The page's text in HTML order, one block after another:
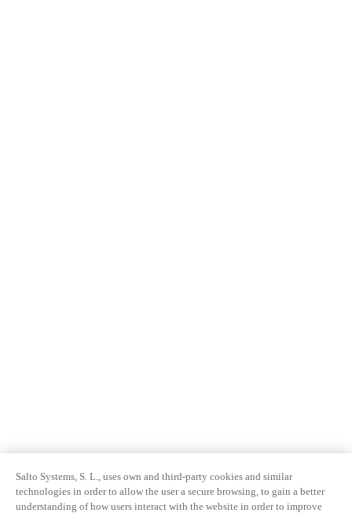
Salto Systems, S. L., uses own and third-party cookies and similar
technologies in order to allow the user a secure browsing, to gain a better
understanding of how users interact with the website in order to improve